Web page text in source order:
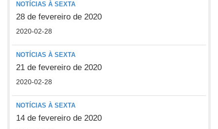
NOTÍCIAS À SEXTA
28 de fevereiro de 2020
2020-02-28
NOTÍCIAS À SEXTA
21 de fevereiro de 2020
2020-02-28
NOTÍCIAS À SEXTA
14 de fevereiro de 2020